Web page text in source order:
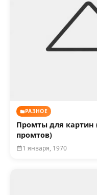
РАЗНОЕ
Промты для картин
промтов)
1 января, 1970